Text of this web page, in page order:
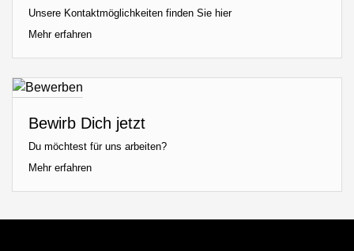
Unsere Kontaktmöglichkeiten finden Sie hier
Mehr erfahren
Bewirb Dich jetzt
Du möchtest für uns arbeiten?
Mehr erfahren